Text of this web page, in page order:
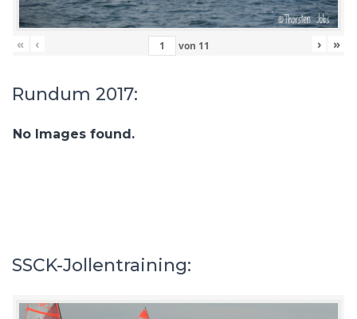
« ‹ von 11 › »
Rundum 2017:
No Images found.
SSCK-Jollentraining: